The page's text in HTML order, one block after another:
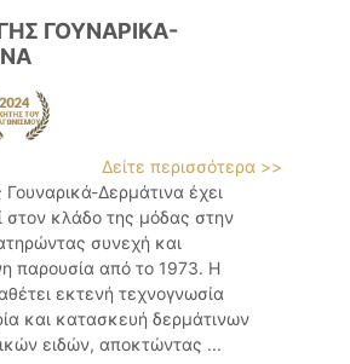
ΓΟΥΝΑΡΙΚΑ-
Δείτε περισσότερα >>
Γουναρικά-Δερμάτινα έχει
στον κλάδο της μόδας στην
συνεχή και
παρουσία από το 1973. Η
εκτενή τεχνογνωσία
και κατασκευή δερμάτινων
ειδών, αποκτώντας ...